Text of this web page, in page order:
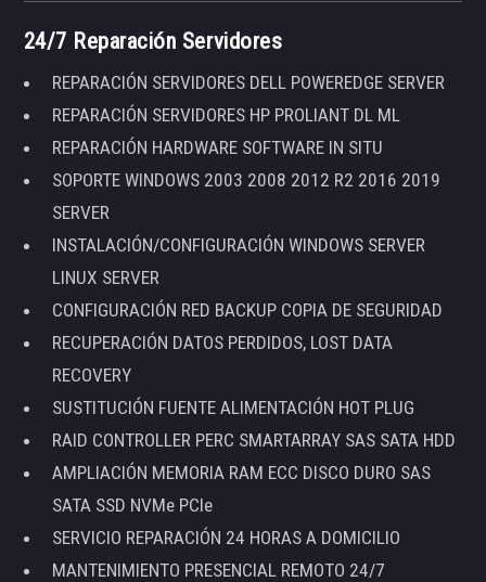
24/7 Reparación Servidores
REPARACIÓN SERVIDORES DELL POWEREDGE SERVER
REPARACIÓN SERVIDORES HP PROLIANT DL ML
REPARACIÓN HARDWARE SOFTWARE IN SITU
SOPORTE WINDOWS 2003 2008 2012 R2 2016 2019
SERVER
INSTALACIÓN/CONFIGURACIÓN WINDOWS SERVER
LINUX SERVER
CONFIGURACIÓN RED BACKUP COPIA DE SEGURIDAD
RECUPERACIÓN DATOS PERDIDOS, LOST DATA
RECOVERY
SUSTITUCIÓN FUENTE ALIMENTACIÓN HOT PLUG
RAID CONTROLLER PERC SMARTARRAY SAS SATA HDD
AMPLIACIÓN MEMORIA RAM ECC DISCO DURO SAS
SATA SSD NVMe PCIe
SERVICIO REPARACIÓN 24 HORAS A DOMICILIO
MANTENIMIENTO PRESENCIAL REMOTO 24/7